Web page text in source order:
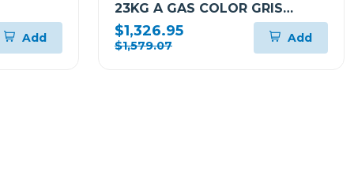
Add
23KG A GAS COLOR GRIS
WM23VFXS6/DF74VFXS6B
$1,326.95
$1,579.07
Add